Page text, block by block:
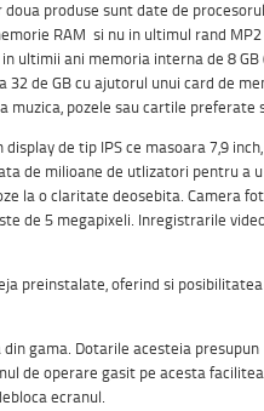
produse sunt date de procesorul
RAM si nu in ultimul rand
ultimii ani memoria interna de 8 GB
32 de GB cu ajutorul unui card de
muzica, pozele sau cartile
de tip IPS ce masoara 7,9
de milioane de utlizatori pentru a
la o claritate deosebita. Camera
de 5 megapixeli. Inregistrarile
preinstalate, oferind si
gama. Dotarile acesteia presupun
de operare gasit pe acesta
ecranul.